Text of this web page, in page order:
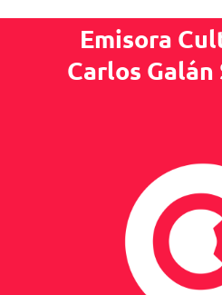
Emisora
Carlos